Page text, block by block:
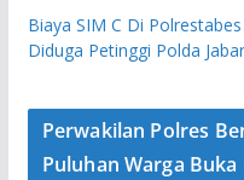
Biaya SIM C Di
Diduga Petinggi Polda
Perwakilan Polres
Puluhan Warga